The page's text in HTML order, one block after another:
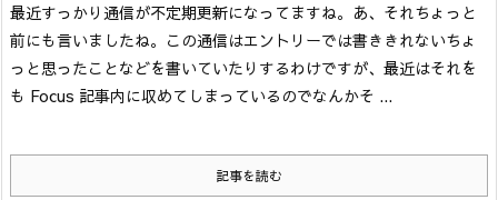
最近すっかり通信が不定期更新になってますね。あ、それちょっと
前にも言いましたね。この通信はエントリーでは書ききれないちょ
っと思ったことなどを書いていたりするわけですが、最近はそれを
も Focus 記事内に収めてしまっているのでなんかそ ...
記事を読む